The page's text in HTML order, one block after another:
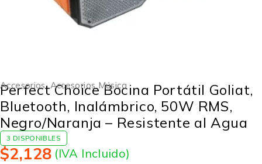
Accesorios,Accesorios Música
Perfect Choice Bocina Portátil Goliat,
Bluetooth, Inalámbrico, 50W RMS,
Negro/Naranja – Resistente al Agua
3 DISPONIBLES
$2,128 (IVA Incluido)